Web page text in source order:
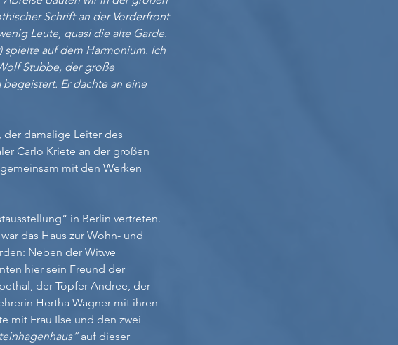
Schrift an der Vorderfront
Leute, quasi die alte Garde.
auf dem Harmonium. Ich
Stubbe, der große
Er dachte an eine
der damalige Leiter des
Carlo Kriete an der großen
mit den Werken
in Berlin vertreten.
das Haus zur Wohn- und
Neben der Witwe
hier sein Freund der
der Töpfer Andree, der
Hertha Wagner mit ihren
mit Frau Ilse und den zwei
auf dieser